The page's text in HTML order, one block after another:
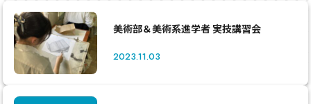
美術部＆美術系進学者 実技講習会
2023.11.03